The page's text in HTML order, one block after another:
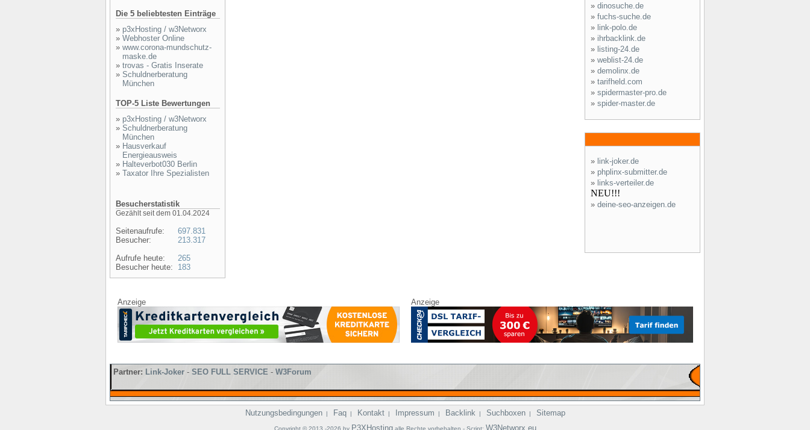
Die 5 beliebtesten Einträge
» p3xHosting / w3Networx
» Webhoster Online
» www.corona-mundschutz-
maske.de
» trovas - Gratis Inserate
» Schuldnerberatung
München
TOP-5 Liste Bewertungen
» p3xHosting / w3Networx
» Schuldnerberatung
München
» Hausverkauf
Energieausweis
» Halteverbot030 Berlin
» Taxator Ihre Spezialisten
Besucherstatistik
Gezählt seit dem 01.04.2024
Seitenaufrufe:
Besucher:
Aufrufe heute:
Besucher heute:
697.831
213.317
265
183
» dinosuche.de
» fuchs-suche.de
» link-polo.de
» ihrbacklink.de
» listing-24.de
» weblist-24.de
» demolinx.de
» tarifheld.com
» spidermaster-pro.de
» spider-master.de
» link-joker.de
» phplinx-submitter.de
» links-verteiler.de
NEU!!!
» deine-seo-anzeigen.de
Anzeige Anzeige
Partner: Link-Joker - SEO FULL SERVICE - W3Forum
Nutzungsbedingungen | Faq | Kontakt | Impressum | Backlink | Suchboxen | Sitemap
Copyright © 2013 -2026 by P3XHosting alle Rechte vorbehalten - Script: W3Networx.eu